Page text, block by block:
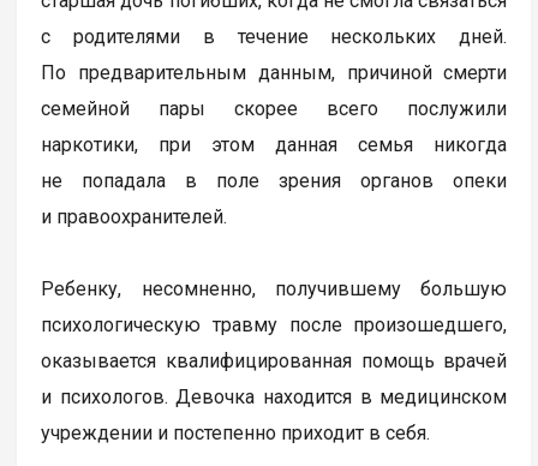
с родителями в течение нескольких дней.
По предварительным данным, причиной смерти
семейной пары скорее всего послужили
наркотики, при этом данная семья никогда
не попадала в поле зрения органов опеки
и правоохранителей.
Ребенку, несомненно, получившему большую
психологическую травму после произошедшего,
оказывается квалифицированная помощь врачей
и психологов. Девочка находится в медицинском
учреждении и постепенно приходит в себя.